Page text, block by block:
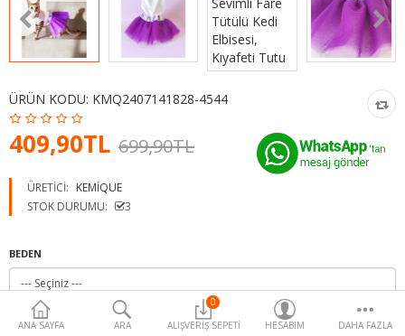
ANA SAYFA ARA
0
ALIŞVERIŞ SEPETI
HESABIM DAHA FAZLA
ÜRÜN KODU: KMQ2407141828-4544
409,90TL 699,90TL
ÜRETICI: KEMIQUE
STOK DURUMU:
3
BEDEN